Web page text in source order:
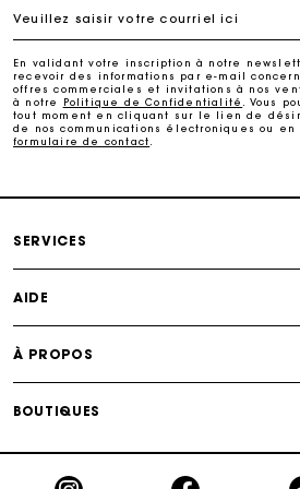
Paiement
Veuillez saisir votre courriel ici
En validant votre inscription à notre
recevoir des informations par e-mail
offres commerciales et invitations à nos
à notre
Politique de Confidentialité . Vous
tout moment en cliquant sur le lien de
de nos communications électroniques ou en
formulaire de contact.
SERVICES
AIDE
À PROPOS
BOUTIQUES